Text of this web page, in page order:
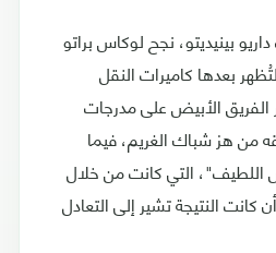
بينيديتو، نجح لوكاس براتو
بعدها كاميرات النقل
الفريق الأبيض على مدرجات
من هز شباك الغريم، فيما
التي كانت من خلال
كانت النتيجة تشير إلى التعادل